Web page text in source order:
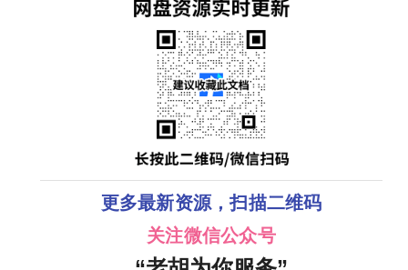
更多最新资源，扫描二维码
关注微信公众号